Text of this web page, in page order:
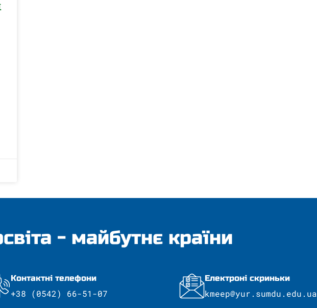
- майбутнє країни
Контактні телефони
+38 (0542) 66-51-07
Електроні скриньки
kmeep@yur.sumdu.edu.ua